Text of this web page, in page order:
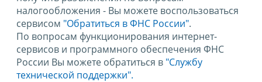
налогообложения - Вы можете воспользоваться
сервисом "Обратиться в ФНС России".
По вопросам функционирования интернет-
сервисов и программного обеспечения ФНС
России Вы можете обратиться в "Службу
технической поддержки".